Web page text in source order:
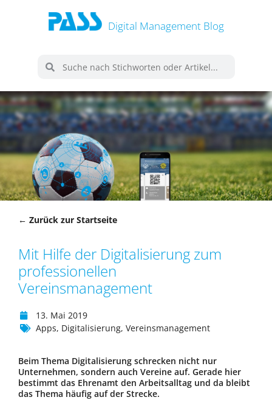
Digital Management Blog
← Zurück zur Startseite
Mit Hilfe der Digitalisierung zum
professionellen
Vereinsmanagement
13. Mai 2019
Apps, Digitalisierung, Vereinsmanagement
Beim Thema Digitalisierung schrecken nicht nur
Unternehmen, sondern auch Vereine auf. Gerade hier
bestimmt das Ehrenamt den Arbeitsalltag und da bleibt
das Thema häufig auf der Strecke.